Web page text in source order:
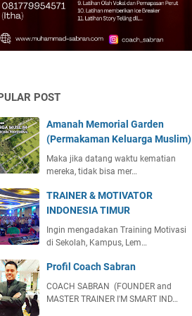
POST
Amanah Memorial Garden
(Permakaman Keluarga Muslim)
Maka jika datang waktu kematian
mereka, tidak bisa mer…
TRAINER & MOTIVATOR
INDONESIA TIMUR
Ingin mengadakan Training Motivasi
di Sekolah, Kampus, Lem…
Profil Coach Sabran
COACH SABRAN (FOUNDER and
MASTER TRAINER I'M SMART IND…